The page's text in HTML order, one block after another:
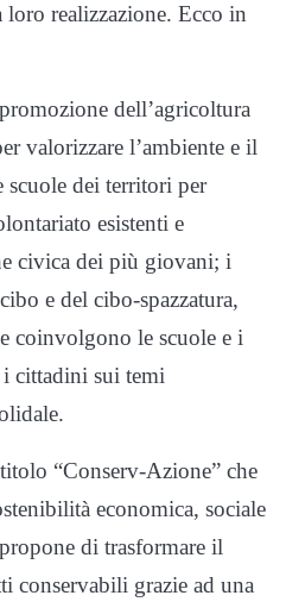
realizzazione. Ecco in
dell’agricoltura
valorizzare l’ambiente e il
scuole dei territori per
esistenti e
civica dei più giovani; i
e del cibo-spazzatura,
coinvolgono le scuole e i
i cittadini sui temi
“Conserv-Azione” che
economica, sociale
di trasformare il
conservabili grazie ad una